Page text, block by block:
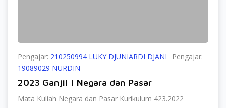
Pengajar: 210250994 LUKY DJUNIARDI DJANI
Pengajar:
19089029 NURDIN
2023 Ganjil | Negara dan Pasar
Mata Kuliah Negara dan Pasar Kurikulum 423.2022